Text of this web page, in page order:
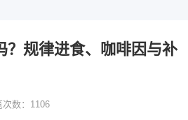
？规律进食、咖啡因与补
数： 1106